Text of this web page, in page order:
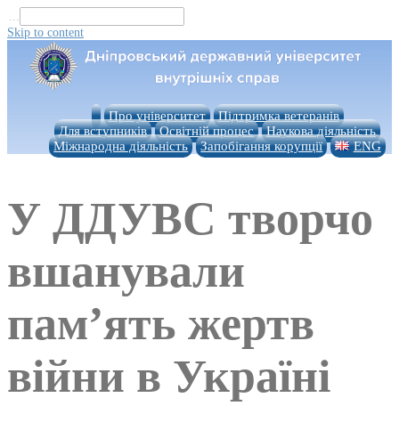
...
Skip to content
Про університет
Підтримка ветеранів
Для вступників
Освітній процес
Наукова діяльність
Міжнародна діяльність
Запобігання корупції ENG
У ДДУВС творчо
вшанували
пам’ять жертв
війни в Україні